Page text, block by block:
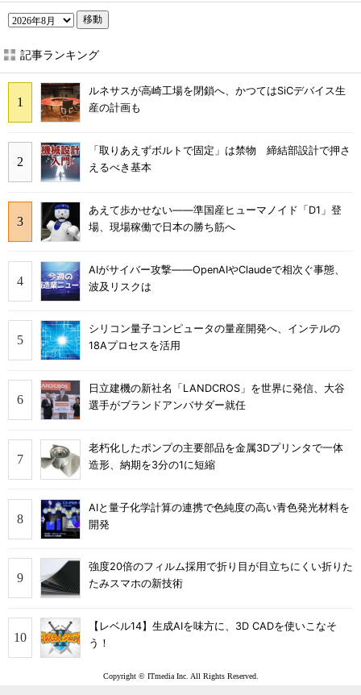
移動
記事ランキング
ルネサスが高崎工場を閉鎖へ、かつてはSiCデバイス生
産の計画も
「取りあえずボルトで固定」は禁物 締結部設計で押さ
えるべき基本
あえて歩かせない――準国産ヒューマノイド「D1」登
場、現場稼働で日本の勝ち筋へ
AIがサイバー攻撃――OpenAIやClaudeで相次ぐ事態、
波及リスクは
シリコン量子コンピュータの量産開発へ、インテルの
18Aプロセスを活用
日立建機の新社名「LANDCROS」を世界に発信、大谷
選手がブランドアンバサダー就任
老朽化したポンプの主要部品を金属3Dプリンタで一体
造形、納期を3分の1に短縮
AIと量子化学計算の連携で色純度の高い青色発光材料を
開発
強度20倍のフィルム採用で折り目が目立ちにくい折りた
たみスマホの新技術
【レベル14】生成AIを味方に、3D CADを使いこなそ
う！
Copyright © ITmedia Inc. All Rights Reserved.